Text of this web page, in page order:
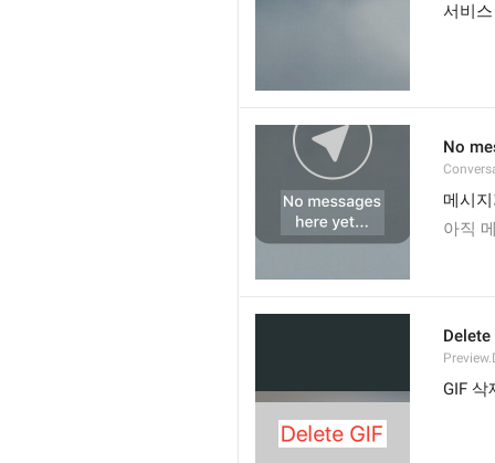
서비
No
메시
아직
Delete
GIF 삭